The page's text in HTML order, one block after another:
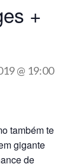
+
@ 19:00
também te
gigante
de